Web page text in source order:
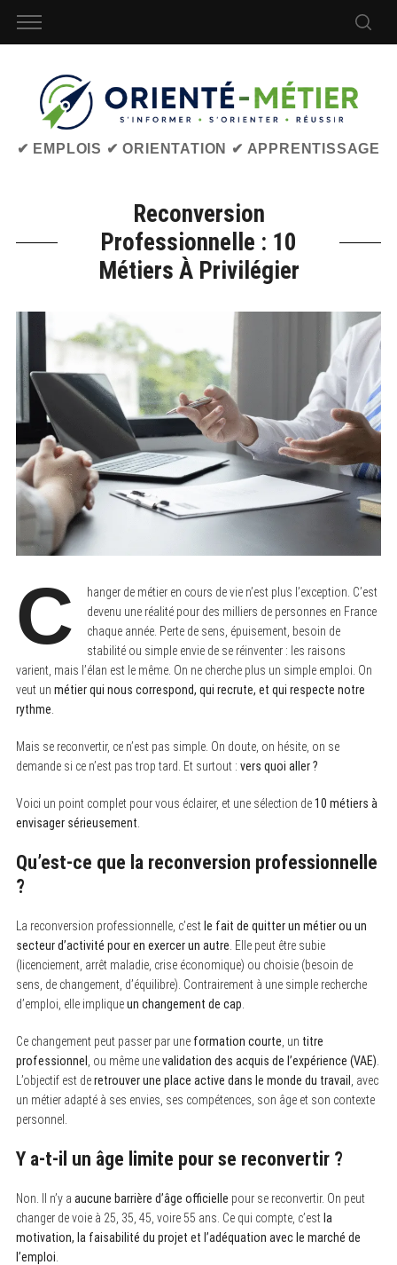
✔ EMPLOIS ✔ ORIENTATION ✔ APPRENTISSAGE
Reconversion
Professionnelle : 10
Métiers À Privilégier
C
hanger de métier en cours de vie n’est plus l’exception. C’est
devenu une réalité pour des milliers de personnes en France
chaque année. Perte de sens, épuisement, besoin de
stabilité ou simple envie de se réinventer : les raisons
varient, mais l’élan est le même. On ne cherche plus un simple emploi. On
veut un métier qui nous correspond, qui recrute, et qui respecte notre
rythme
Mais se reconvertir, ce n’est pas simple. On doute, on hésite, on se
demande si ce n’est pas trop tard. Et surtout : vers quoi aller ?
Voici un point complet pour vous éclairer, et une sélection de10 métiers à
envisager sérieusement
Qu’est-ce que la reconversion professionnelle
?
La reconversion professionnelle, c’estle fait de quitter un métier ou un
secteur d’activité pour en exercer un autre . Elle peut être subie
(licenciement, arrêt maladie, crise économique) ou choisie (besoin de
sens, de changement, d’équilibre). Contrairement à une simple recherche
d’emploi, elle impliqueun changement de cap
Ce changement peut passer par une formation courte , un titre
professionnel , ou même unevalidation des acquis de l’expérience (VAE)
L’objectif est deretrouver une place active dans le monde du travail , avec
un métier adapté à ses envies, ses compétences, son âge et son contexte
personnel.
Y a-t-il un âge limite pour se reconvertir ?
Non. Il n’y a aucune barrière d’âge officielle pour se reconvertir. On peut
changer de voie à 25, 35, 45, voire 55 ans. Ce qui compte, c’estla
motivation, la faisabilité du projet et l’adéquation avec le marché de
l’emploi